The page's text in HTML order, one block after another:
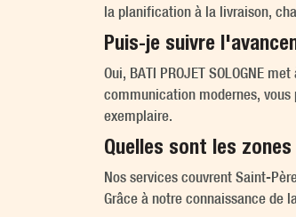
la planification à la livraison,
Puis-je suivre
Oui, BATI PROJET SOLOGNE
communication modernes,
exemplaire.
Quelles sont les zones
Nos services couvrent Saint-
Grâce à notre connaissance de